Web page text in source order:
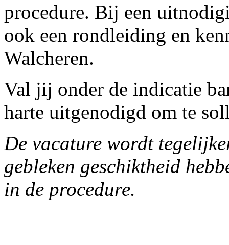
procedure. Bij een
ook een rondleiding en
Walcheren.
Val jij onder de indicatie
harte uitgenodigd om te
De vacature wordt
gebleken geschiktheid
in de procedure.